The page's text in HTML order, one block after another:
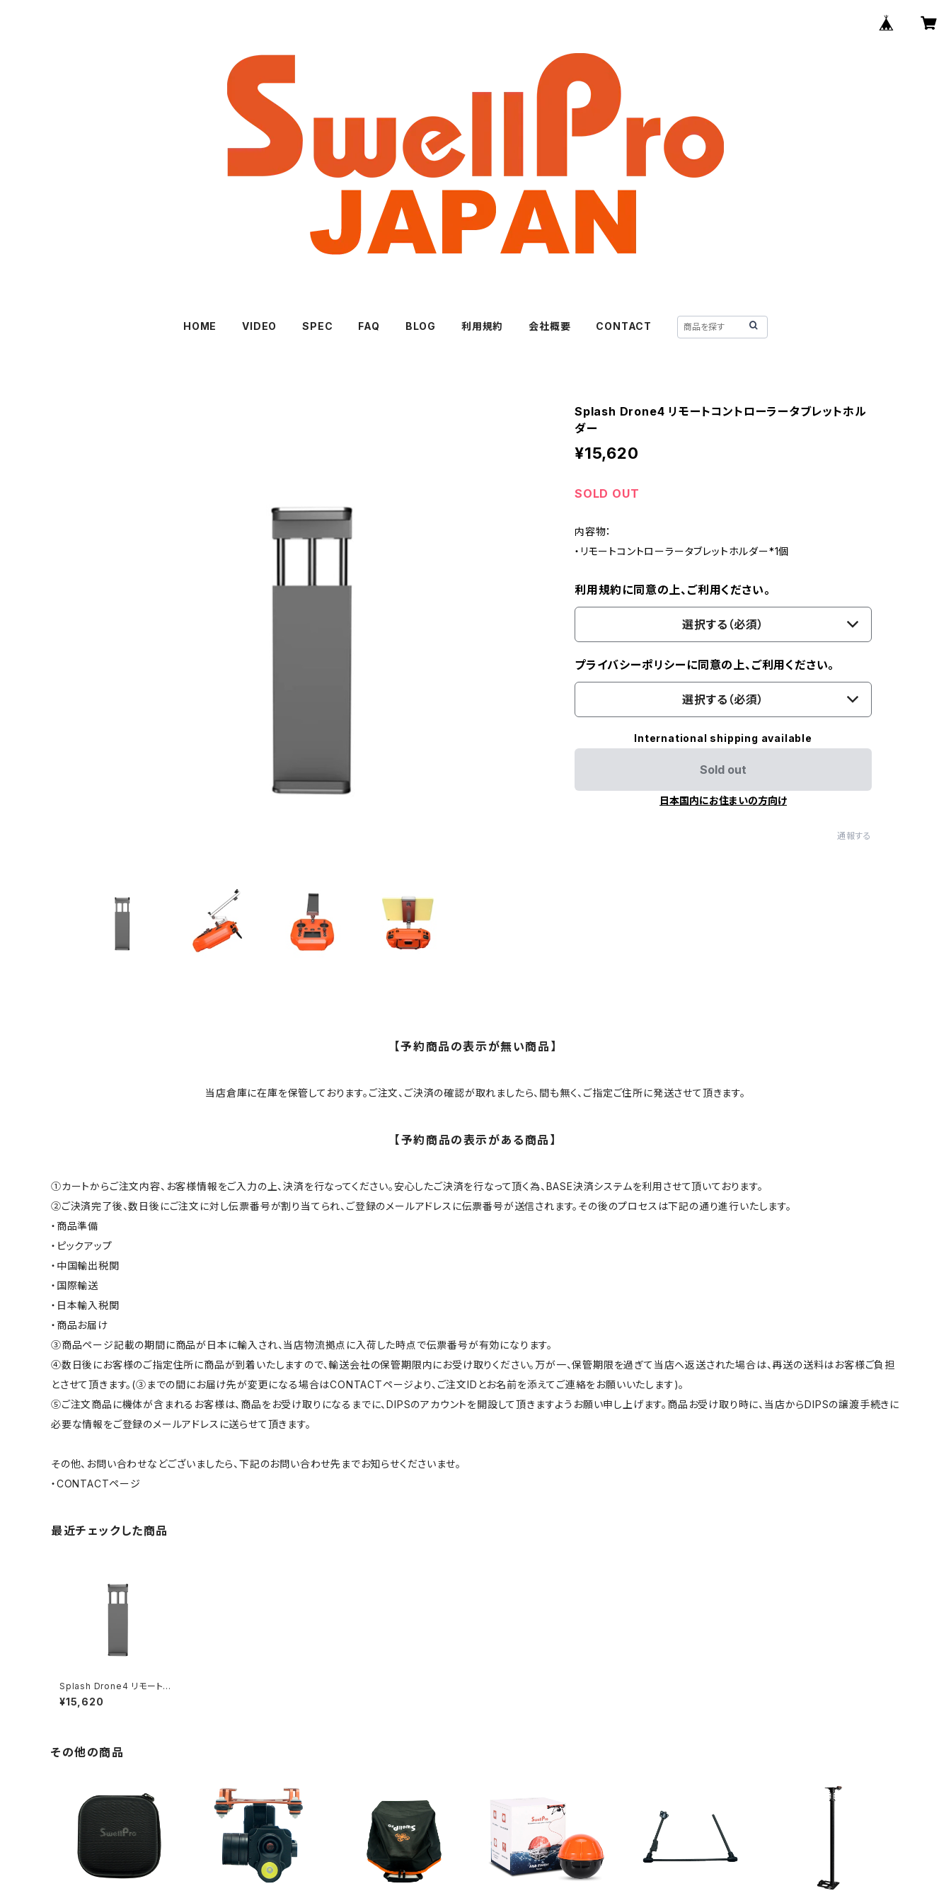
HOME VIDEO SPEC FAQ BLOG 利用規約 会社概要 CONTACT
Splash Drone4 リモートコントローラータブレットホル
ダー
¥15,620
SOLD OUT
内容物：
・リモートコントローラータブレットホルダー*1個
利用規約に同意の上、ご利用ください。
選択する（必須）
プライバシーポリシーに同意の上、ご利用ください。
選択する（必須）
International shipping available
Sold out
日本国内にお住まいの方向け
通報する
【予約商品の表示が無い商品】
当店倉庫に在庫を保管しております。ご注文、ご決済の確認が取れましたら、間も無く、ご指定ご住所に発送させて頂きます。
【予約商品の表示がある商品】
①カートからご注文内容、お客様情報をご入力の上、決済を行なってください。安心したご決済を行なって頂く為、BASE決済システムを利用させて頂いております。
②ご決済完了後、数日後にご注文に対し伝票番号が割り当てられ、ご登録のメールアドレスに伝票番号が送信されます。その後のプロセスは下記の通り進行いたします。
・商品準備
・ピックアップ
・中国輸出税関
・国際輸送
・日本輸入税関
・商品お届け
③商品ページ記載の期間に商品が日本に輸入され、当店物流拠点に入荷した時点で伝票番号が有効になります。
④数日後にお客様のご指定住所に商品が到着いたしますので、輸送会社の保管期限内にお受け取りください。万が一、保管期限を過ぎて当店へ返送された場合は、再送の送料はお客様ご負担
とさせて頂きます。(③までの間にお届け先が変更になる場合はCONTACTページより、ご注文IDとお名前を添えてご連絡をお願いいたします)。
⑤ご注文商品に機体が含まれるお客様は、商品をお受け取りになるまでに、DIPSのアカウントを開設して頂きますようお願い申し上げます。商品お受け取り時に、当店からDIPSの譲渡手続きに
必要な情報をご登録のメールアドレスに送らせて頂きます。
その他、お問い合わせなどございましたら、下記のお問い合わせ先までお知らせくださいませ。
・CONTACTページ
最近チェックした商品
Splash Drone4 リモートコ
ントローラータブレットホルダ
ー
¥15,620
その他の商品